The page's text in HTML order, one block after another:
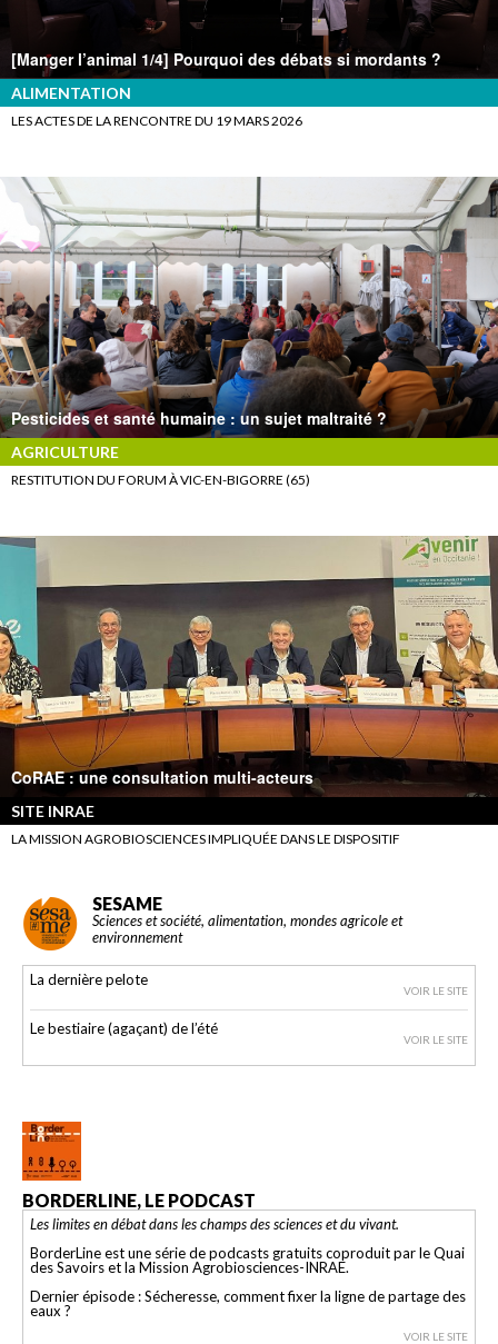
[Manger l’animal 1/4] Pourquoi des débats si mordants ?
ALIMENTATION
LES ACTES DE LA RENCONTRE DU 19 MARS 2026
Pesticides et santé humaine : un sujet maltraité ?
AGRICULTURE
RESTITUTION DU FORUM À VIC-EN-BIGORRE (65)
CoRAE : une consultation multi-acteurs
SITE INRAE
LA MISSION AGROBIOSCIENCES IMPLIQUÉE DANS LE DISPOSITIF
SESAME
Sciences et société, alimentation, mondes agricole et
environnement
La dernière pelote
VOIR LE SITE
Le bestiaire (agaçant) de l’été
VOIR LE SITE
BORDERLINE, LE PODCAST
Les limites en débat dans les champs des sciences et du vivant.
BorderLine est une série de podcasts gratuits coproduit par le Quai
des Savoirs et la Mission Agrobiosciences-INRAE.
Dernier épisode : Sécheresse, comment fixer la ligne de partage des
eaux ?
VOIR LE SITE